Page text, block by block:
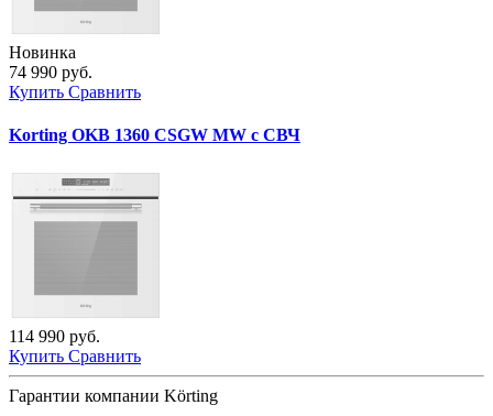
Новинка
74 990 руб.
Купить Сравнить
Korting OKB 1360 CSGW MW с СВЧ
114 990 руб.
Купить Сравнить
Гарантии компании Körting